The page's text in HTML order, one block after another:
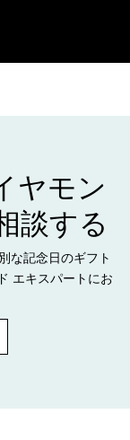
ヤモン
談する
な記念日のギフト
エキスパートにお